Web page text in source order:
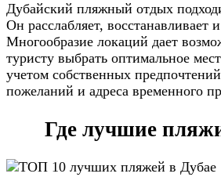
Дубайский пляжный отдых
Он расслабляет, восстанавливает
Многообразие локаций дает
туристу выбрать оптимальное
учетом собственных
пожеланий и адреса временного
Где лучшие